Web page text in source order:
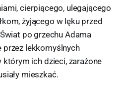
cierpiącego, ulegającego
żyjącego w lęku przed
po grzechu Adama
przez lekkomyślnych
ich dzieci, zarażone
mieszkać.